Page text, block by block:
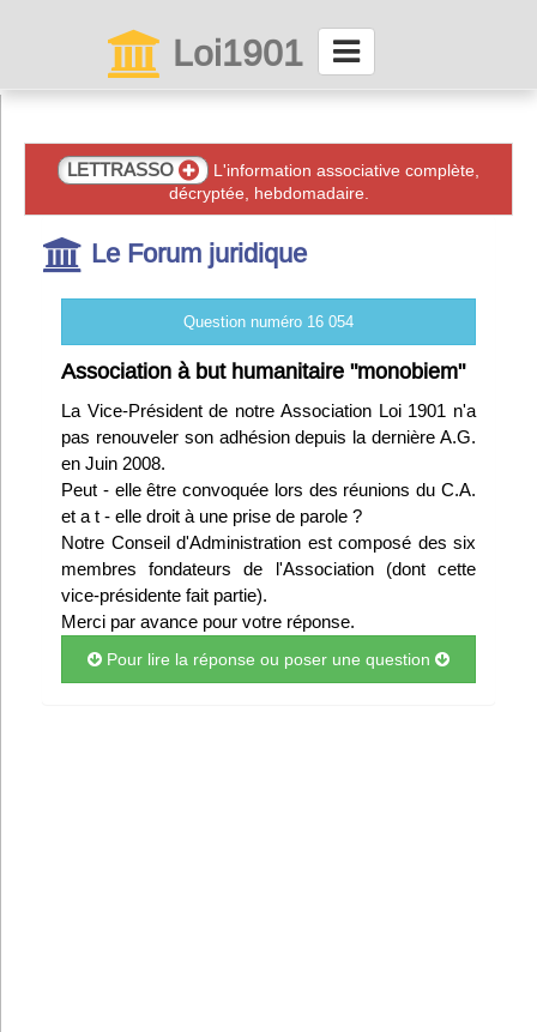
Loi1901
Connexion
Abonnez-vous à LettrAsso
Menu général
ServiceAsso
Partager
VieAsso
Infos
Divers
Abo Lettrasso
LETTRASSO
L'information associative complète,
décryptée, hebdomadaire.
Le Forum juridique
Question numéro 16 054
Association à but humanitaire "monobiem"
La Vice-Président de notre Association Loi 1901 n'a
pas renouveler son adhésion depuis la dernière A.G.
en Juin 2008.
Peut - elle être convoquée lors des réunions du C.A.
et a t - elle droit à une prise de parole ?
Notre Conseil d'Administration est composé des six
membres fondateurs de l'Association (dont cette
vice-présidente fait partie).
Merci par avance pour votre réponse.
Pour lire la réponse ou poser une question